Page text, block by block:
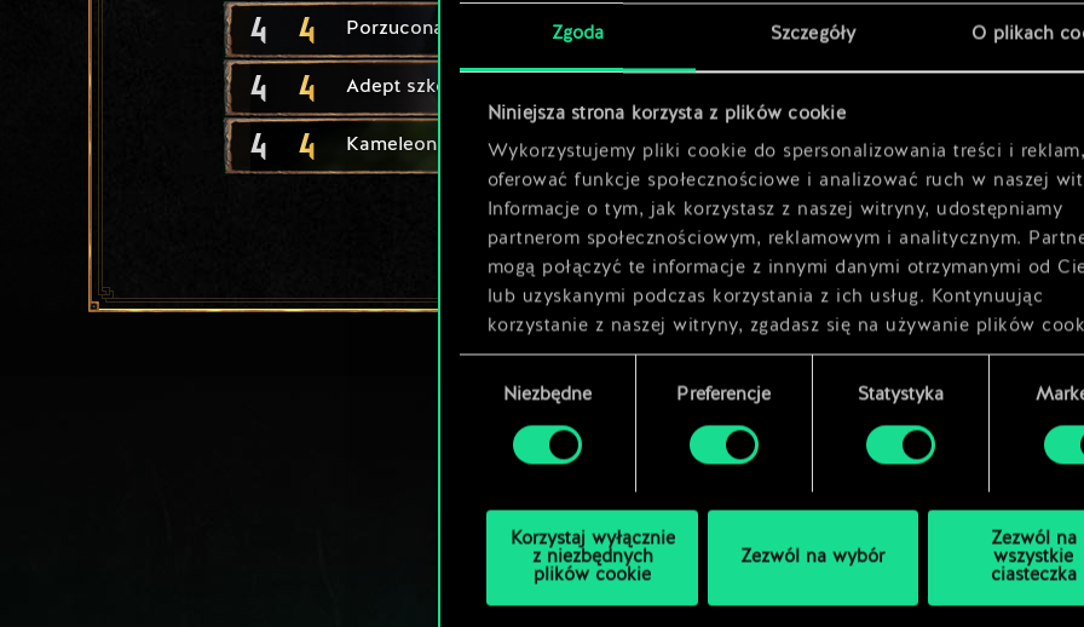
Zgoda Szczegóły O plikach
Niniejsza strona korzysta z plików cookie
Wykorzystujemy pliki cookie do spersonalizowania treści i
oferować funkcje społecznościowe i analizować ruch w naszej
Informacje o tym, jak korzystasz z naszej witryny, udostępniamy
partnerom społecznościowym, reklamowym i analitycznym.
mogą połączyć te informacje z innymi danymi otrzymanymi od
lub uzyskanymi podczas korzystania z ich usług. Kontynuując
korzystanie z naszej witryny, zgadasz się na używanie plików
zgodyNiezbędne Preferencje Statystyka
Korzystaj wyłącznie
z niezbędnych
plików cookie
Zezwól na wybór
Zezwól na
wszystkie
ciasteczka
4 4 Porzucona dziewczynka
4 4 Adept szkoły Kota
4 4 Kameleon x2